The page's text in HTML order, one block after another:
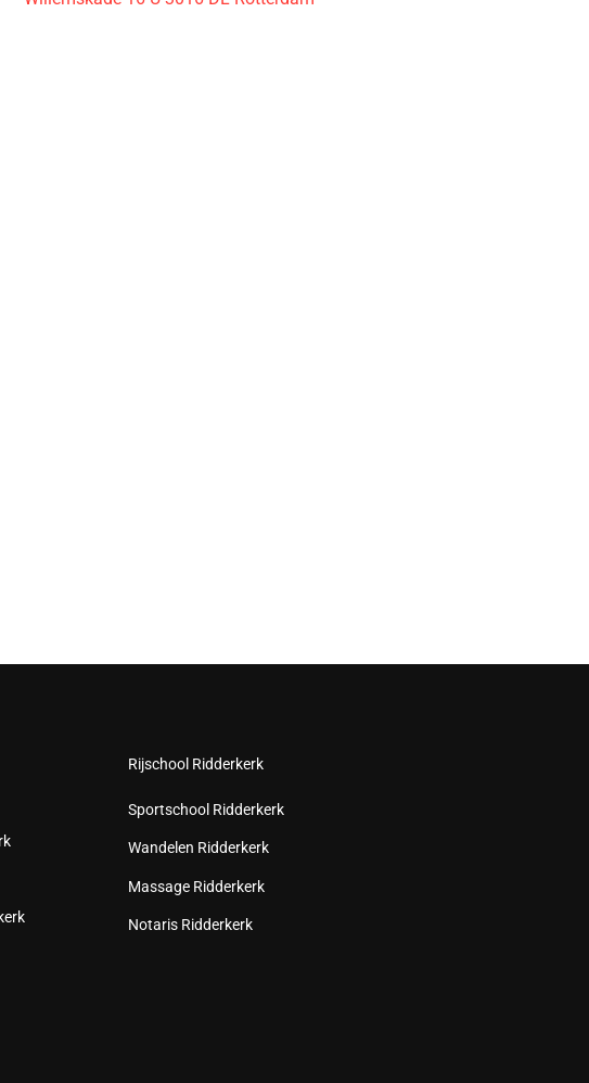
Rijschool Ridderkerk
Sportschool Ridderkerk
Wandelen Ridderkerk
Massage Ridderkerk
Notaris Ridderkerk